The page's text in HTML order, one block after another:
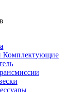
Комплектующие